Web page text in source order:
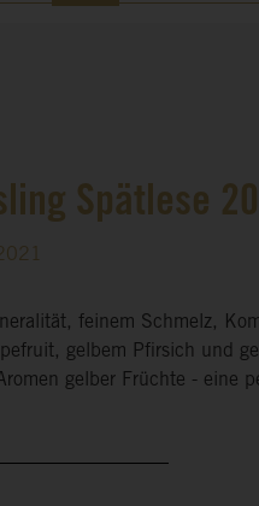
Spätlese
feinem Schmelz,
gelbem Pfirsich und
gelber Früchte - eine